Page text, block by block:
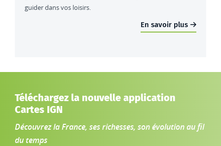
guider dans vos loisirs.
En savoir plus
Téléchargez la nouvelle application
Cartes IGN
Découvrez la France, ses richesses, son évolution au fil
du temps